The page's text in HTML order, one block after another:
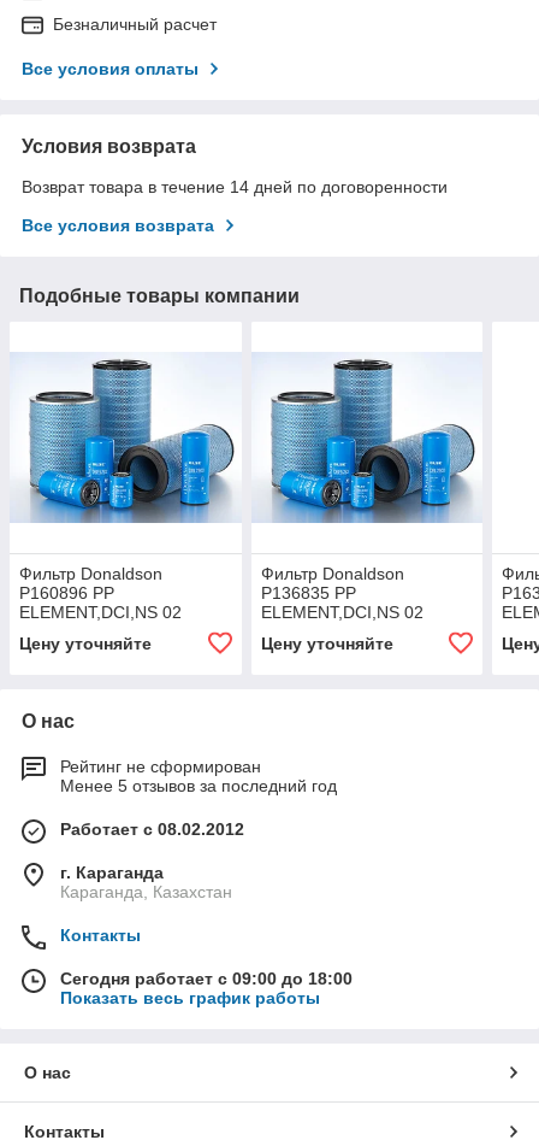
Безналичный расчет
Все условия оплаты
Условия возврата
Возврат товара в течение 14 дней по договоренности
Все условия возврата
Подобные товары компании
Фильтр Donaldson
P160896 PP
ELEMENT,DCI,NS 02
Цену уточняйте
Фильтр Donaldson
P136835 PP
ELEMENT,DCI,NS 02
Цену уточняйте
О нас
Рейтинг не сформирован
Менее 5 отзывов за последний год
Работает с 08.02.2012
г. Караганда
Караганда, Казахстан
Контакты
Сегодня работает с 09:00 до 18:00
Показать весь график работы
О нас
Контакты